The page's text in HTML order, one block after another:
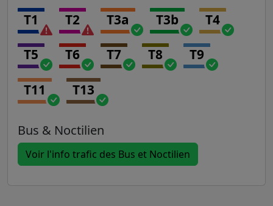
T1 T2 T3a T3b T4
T5 T6 T7 T8 T9
T11 T13
Bus & Noctilien
Voir l'info trafic des Bus et Noctilien